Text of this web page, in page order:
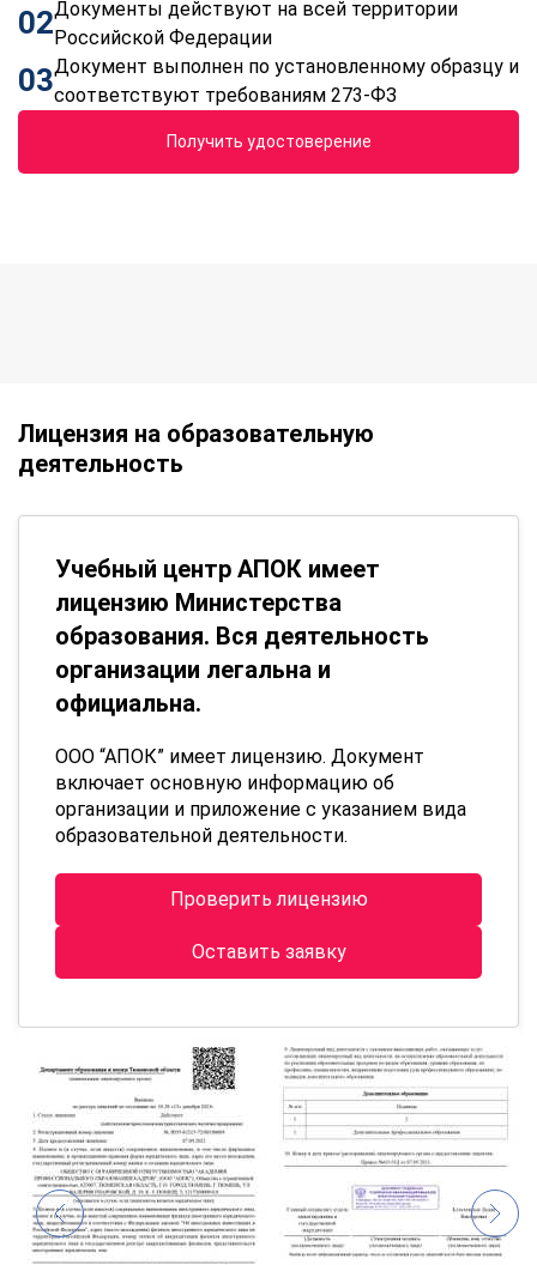
02Документы действуют на всей территории
Российской Федерации
03Документ выполнен по установленному образцу и
соответствуют требованиям 273-ФЗ
Получить удостоверение
Лицензия на образовательную
деятельность
Учебный центр АПОК имеет
лицензию Министерства
образования. Вся деятельность
организации легальна и
официальна.
ООО “АПОК” имеет лицензию. Документ
включает основную информацию об
организации и приложение с указанием вида
образовательной деятельности.
Проверить лицензию
Оставить заявку